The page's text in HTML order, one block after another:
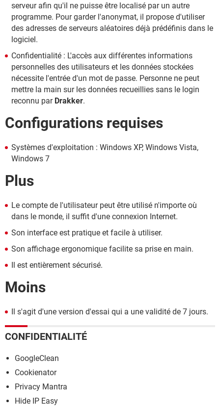
serveur afin qu'il ne puisse être localisé par un autre
programme. Pour garder l'anonymat, il propose d'utiliser
des adresses de serveurs aléatoires déjà prédéfinis dans le
logiciel.
Confidentialité : L'accès aux différentes informations
personnelles des utilisateurs et les données stockées
nécessite l'entrée d'un mot de passe. Personne ne peut
mettre la main sur les données recueillies sans le login
reconnu par Drakker.
Configurations requises
Systèmes d'exploitation : Windows XP, Windows Vista,
Windows 7
Plus
Le compte de l'utilisateur peut être utilisé n'importe où
dans le monde, il suffit d'une connexion Internet.
Son interface est pratique et facile à utiliser.
Son affichage ergonomique facilite sa prise en main.
Il est entièrement sécurisé.
Moins
Il s'agit d'une version d'essai qui a une validité de 7 jours.
CONFIDENTIALITÉ
GoogleClean
Cookienator
Privacy Mantra
Hide IP Easy